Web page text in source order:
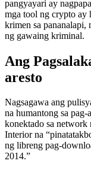
pangyayari ay
mga tool ng crypto ay
krimen sa pananalapi,
ng gawaing kriminal.
Ang
aresto
Nagsagawa ang
na humantong sa pag-
konektado sa
Interior na
ng libreng pag-
2014.”